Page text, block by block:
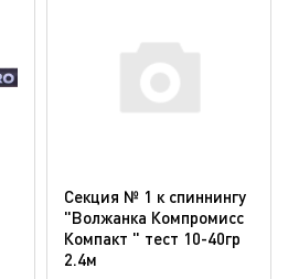
Секция № 1 к спиннингу
"Волжанка Компромисс
Компакт " тест 10-40гр
2.4м